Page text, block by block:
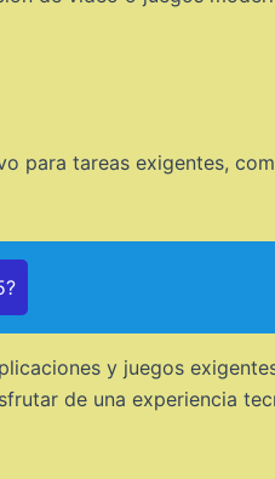
para tareas exigentes,
y juegos
de una experiencia